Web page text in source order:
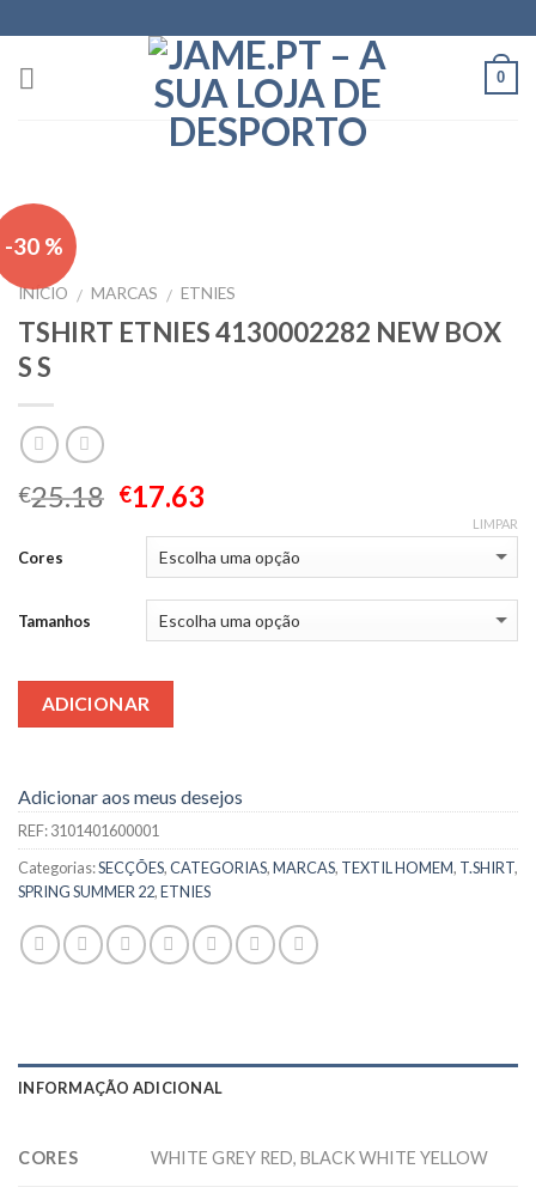
to
content
0
-30 %
INÍCIO / MARCAS / ETNIES
TSHIRT ETNIES 4130002282 NEW BOX
S S
€25.18 €17.63
Cores
Tamanhos
LIMPAR
ADICIONAR
Adicionar aos meus desejos
REF:3101401600001
Categorias:SECÇÕES,CATEGORIAS,MARCAS, TEXTIL HOMEM, T.SHIRT,
SPRING SUMMER 22,ETNIES
INFORMAÇÃO ADICIONAL
CORES WHITE GREY RED, BLACK WHITE YELLOW